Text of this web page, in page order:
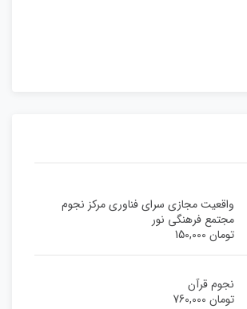
واقعیت مجازی سرای فناوری مرکز نجوم
مجتمع فرهنگی نور
تومان150,000
نجوم قرآن
تومان760,000